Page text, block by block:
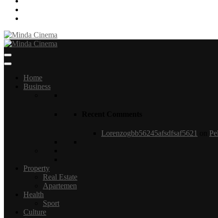
Minda Cinema
News & Edutainment
Home
Business
Lorenzogbb56245afsdfsaf5621
Property
Real Estate
Apartemen
Health
Sport
Culture